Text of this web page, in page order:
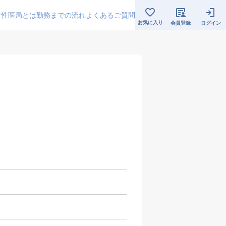
医局とは勤務までの流れよくあるご質問
お気に入り 会員登録 ログイン